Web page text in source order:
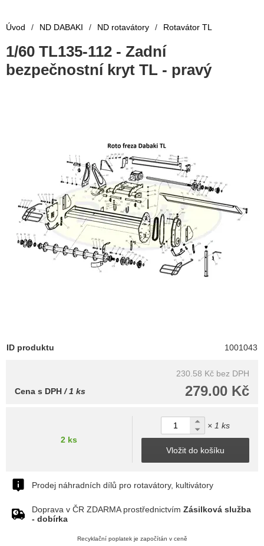
Úvod / ND DABAKI / ND rotavátory / Rotavátor TL
1/60 TL135-112 - Zadní
bezpečnostní kryt TL - pravý
ID produktu 1001043
230.58 Kč bez DPH
279.00 Kč
Cena s DPH / 1 ks
2 ks
× 1 ks
Vložit do košíku
Prodej náhradních dílů pro rotavátory, kultivátory
Doprava v ČR ZDARMA prostřednictvím Zásilková služba
- dobírka
Recyklační poplatek je započítán v ceně